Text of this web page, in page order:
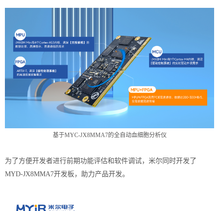
基于MYC-JX8MMA7的全自动血细胞分析仪
为了方便开发者进行前期功能评估和软件调试，米尔同时开发了
MYD-JX8MMA7开发板 ，助力产品开发。